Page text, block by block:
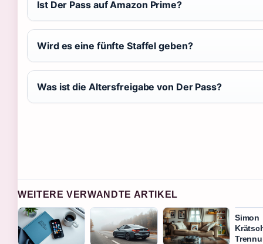
Ist Der Pass auf Amazon Prime?
Wird es eine fünfte Staffel geben?
Was ist die Altersfreigabe von Der Pass?
WEITERE VERWANDTE ARTIKEL
Simon